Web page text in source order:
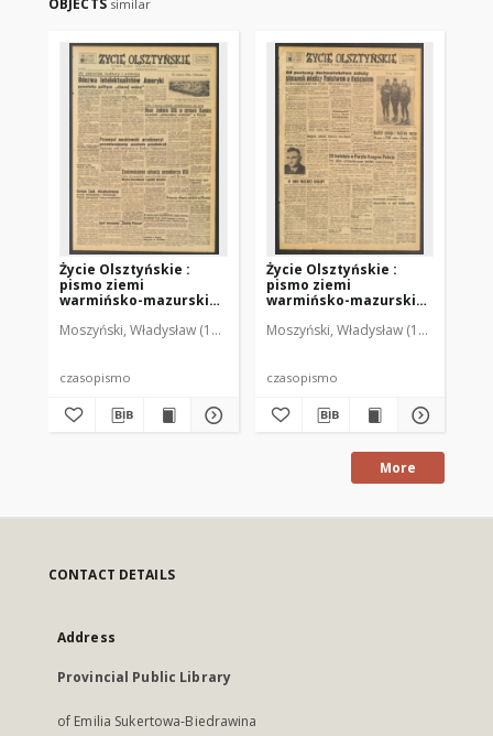
OBJECTS similar
Życie Olsztyńskie :
pismo ziemi
warmińsko-mazurskiej,
Moszyński, Władysław (1922-2001). Red. Mroczkowski, Włodzimierz
czasopismo
Życie Olsztyńskie :
pismo ziemi
warmińsko-mazurskiej,
Moszyński, Władysław (1922-2001).
czasopismo
More
CONTACT DETAILS
Address
Provincial Public Library
of Emilia Sukertowa-Biedrawina